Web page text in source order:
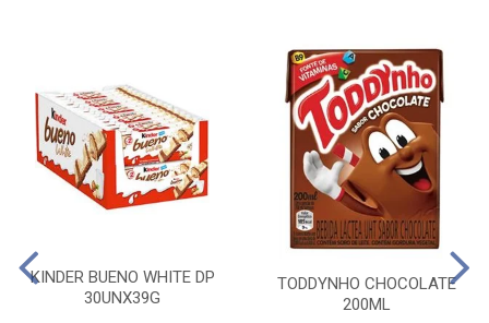
KINDER BUENO WHITE DP
30UNX39G
TODDYNHO CHOCOLATE
200ML